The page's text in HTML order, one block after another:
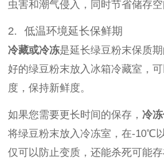
虫害和潮气侵入，同时节省储存空
2. 低温环境延长保鲜期
冷藏或冷冻是延长绿豆粉末保质
好的绿豆粉末放入冰箱冷藏室，
度，保持新鲜度。
如果您需要更长时间的保存， 冷
将绿豆粉末放入冷冻室，在-10℃
仅可以防止变质，还能杀死可能